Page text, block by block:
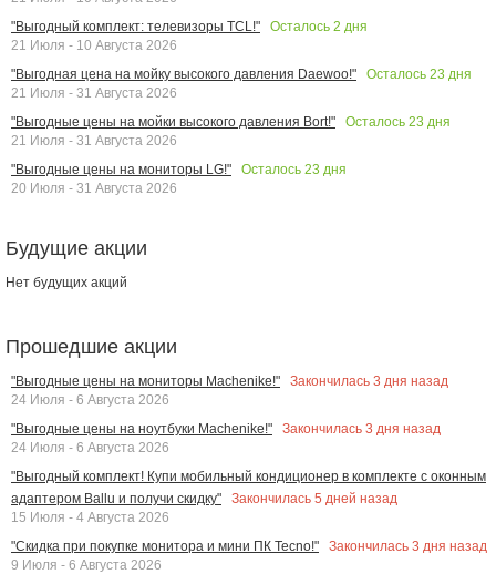
"Выгодный комплект: телевизоры TCL!"
Осталось 2 дня
21 Июля - 10 Августа 2026
"Выгодная цена на мойку высокого давления Daewoo!"
Осталось 23 дня
21 Июля - 31 Августа 2026
"Выгодные цены на мойки высокого давления Bort!"
Осталось 23 дня
21 Июля - 31 Августа 2026
"Выгодные цены на мониторы LG!"
Осталось 23 дня
20 Июля - 31 Августа 2026
Будущие акции
Нет будущих акций
Прошедшие акции
"Выгодные цены на мониторы Machenike!" Закончилась 3 дня назад
24 Июля - 6 Августа 2026
"Выгодные цены на ноутбуки Machenike!"
Закончилась 3 дня назад
24 Июля - 6 Августа 2026
"Выгодный комплект! Купи мобильный кондиционер в комплекте с оконным
адаптером Ballu и получи скидку"
Закончилась 5 дней назад
15 Июля - 4 Августа 2026
"Скидка при покупке монитора и мини ПК Tecno!"
Закончилась 3 дня назад
9 Июля - 6 Августа 2026